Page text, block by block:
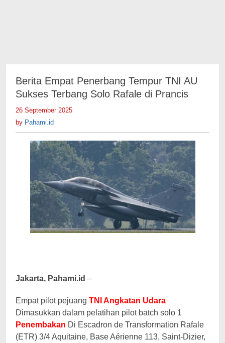
Berita Empat Penerbang Tempur TNI AU
Sukses Terbang Solo Rafale di Prancis
26 September 2025
by Pahami.id
Jakarta, Pahami.id –
Empat pilot pejuang TNI Angkatan Udara
Dimasukkan dalam pelatihan pilot batch solo 1
Penembakan Di Escadron de Transformation Rafale
(ETR) 3/4 Aquitaine, Base Aérienne 113, Saint-Dizier,